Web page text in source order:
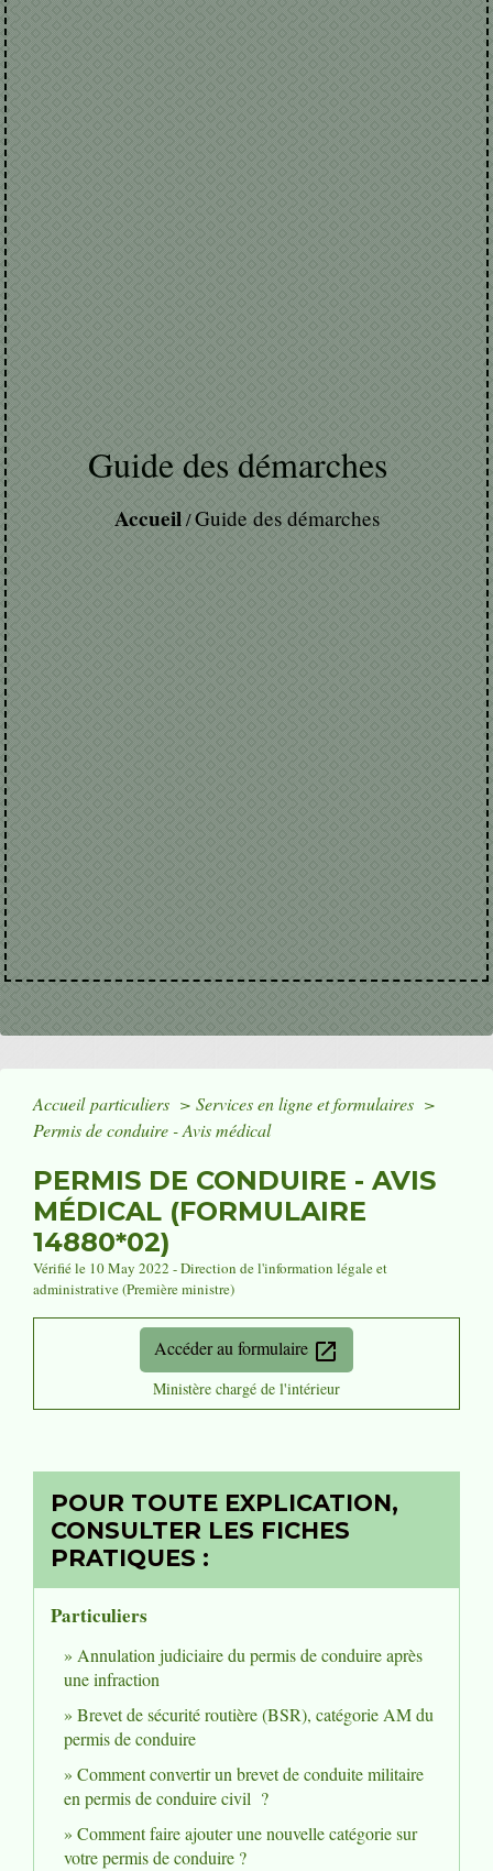
Guide des démarches
Accueil/Guide des démarches
Accueil particuliers > Services en ligne et formulaires >
Permis de conduire - Avis médical
PERMIS DE CONDUIRE - AVIS
MÉDICAL (FORMULAIRE
14880*02)
Vérifié le 10 May 2022 - Direction de l'information légale et
administrative (Première ministre)
Accéder au formulaire open_in_new
Ministère chargé de l'intérieur
POUR TOUTE EXPLICATION,
CONSULTER LES FICHES
PRATIQUES :
Particuliers
Annulation judiciaire du permis de conduire après
une infraction
Brevet de sécurité routière (BSR), catégorie AM du
permis de conduire
Comment convertir un brevet de conduite militaire
en permis de conduire civil ?
Comment faire ajouter une nouvelle catégorie sur
votre permis de conduire ?